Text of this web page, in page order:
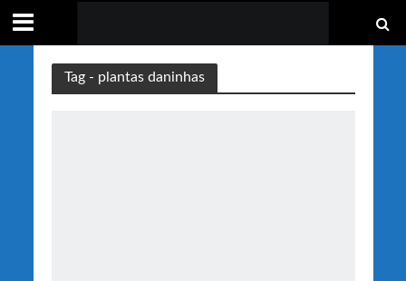
Tag - plantas daninhas